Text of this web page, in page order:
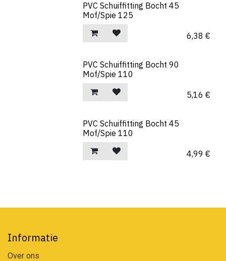
PVC Schuiffitting Bocht 45
Mof/Spie 125
6,38 €
PVC Schuiffitting Bocht 90
Mof/Spie 110
5,16 €
PVC Schuiffitting Bocht 45
Mof/Spie 110
4,99 €
Informatie
Over ons